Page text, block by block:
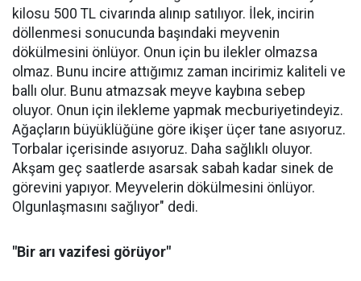
kilosu 500 TL civarında alınıp satılıyor. İlek, incirin
döllenmesi sonucunda başındaki meyvenin
dökülmesini önlüyor. Onun için bu ilekler olmazsa
olmaz. Bunu incire attığımız zaman incirimiz kaliteli ve
ballı olur. Bunu atmazsak meyve kaybına sebep
oluyor. Onun için ilekleme yapmak mecburiyetindeyiz.
Ağaçların büyüklüğüne göre ikişer üçer tane asıyoruz.
Torbalar içerisinde asıyoruz. Daha sağlıklı oluyor.
Akşam geç saatlerde asarsak sabah kadar sinek de
görevini yapıyor. Meyvelerin dökülmesini önlüyor.
Olgunlaşmasını sağlıyor" dedi.
"Bir arı vazifesi görüyor"